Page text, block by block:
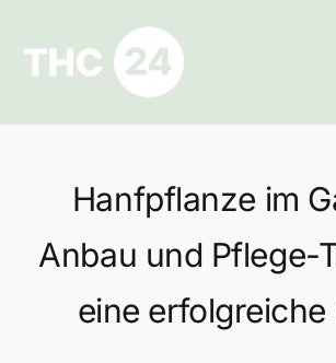
springen
Ratgeber
Hilfe und Kontakt
Datenschutz
Hanfpflanze im
Anbau und Pflege-
eine erfolgreiche